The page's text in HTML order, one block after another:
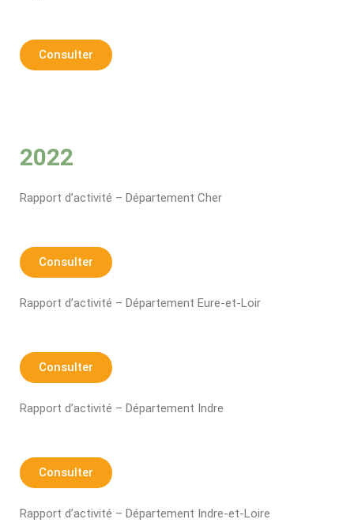
Consulter
2022
Rapport d’activité – Département Cher
Consulter
Rapport d’activité – Département Eure-et-Loir
Consulter
Rapport d’activité – Département Indre
Consulter
Rapport d’activité – Département Indre-et-Loire